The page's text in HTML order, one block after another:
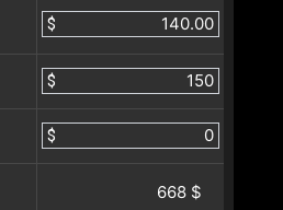
$
$
$
668 $